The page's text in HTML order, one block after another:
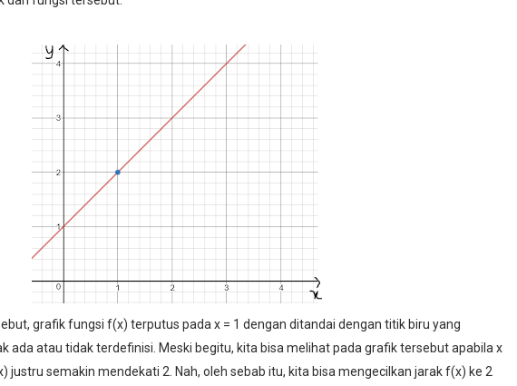
grafik fungsi f(x) terputus pada x = 1 dengan ditandai dengan titik biru yang
ada atau tidak terdefinisi. Meski begitu, kita bisa melihat pada grafik tersebut apabila x
justru semakin mendekati 2. Nah, oleh sebab itu, kita bisa mengecilkan jarak f(x) ke 2